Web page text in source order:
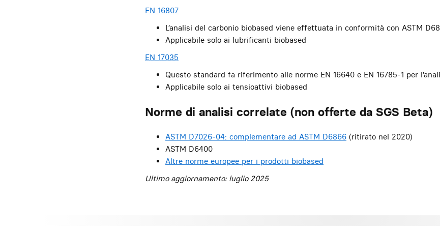
EN 16807
L’analisi del carbonio biobased viene effettuata in conformità con ASTM
Applicabile solo ai lubrificanti biobased
EN 17035
Questo standard fa riferimento alle norme EN 16640 e EN 16785-1 per
Applicabile solo ai tensioattivi biobased
Norme di analisi correlate (non offerte da SGS Beta)
ASTM D7026-04: complementare ad ASTM D6866 (ritirato nel 2020)
ASTM D6400
Altre norme europee per i prodotti biobased
Ultimo aggiornamento: luglio 2025